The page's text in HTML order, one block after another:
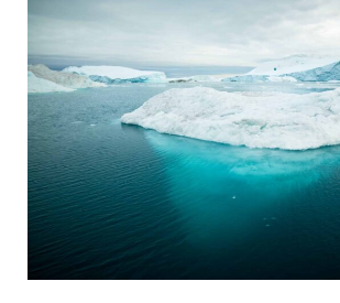
Carmignac:
macht
das
Rennen
2022?